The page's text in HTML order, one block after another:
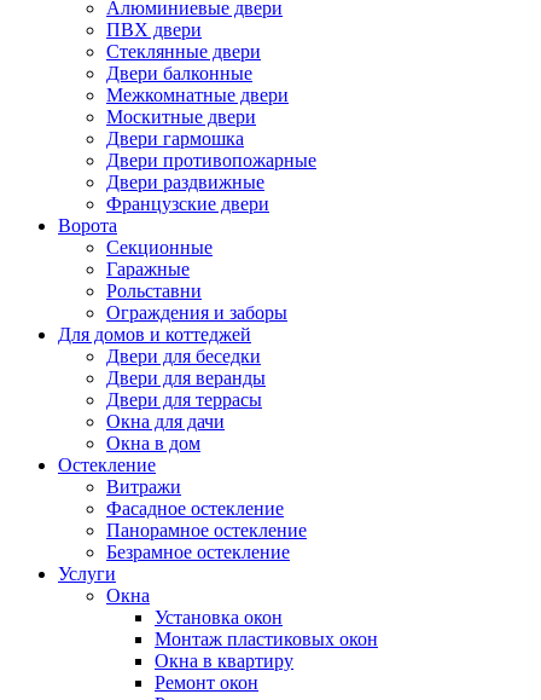
Алюминиевые двери
ПВХ двери
Стеклянные двери
Двери балконные
Межкомнатные двери
Москитные двери
Двери гармошка
Двери противопожарные
Двери раздвижные
Французские двери
Ворота
Секционные
Гаражные
Рольставни
Ограждения и заборы
Для домов и коттеджей
Двери для беседки
Двери для веранды
Двери для террасы
Окна для дачи
Окна в дом
Остекление
Витражи
Фасадное остекление
Панорамное остекление
Безрамное остекление
Услуги
Окна
Установка окон
Монтаж пластиковых окон
Окна в квартиру
Ремонт окон